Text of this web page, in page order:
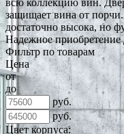
всю коллекцию вин.
защищает вина от
достаточно высока, но
Надежное приобретение
Фильтр по товарам
Цена
от
до
руб.
руб.
Цвет корпуса: